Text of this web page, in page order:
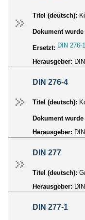
Titel (deutsch):
Dokument
Ersetzt: DIN 276-
Herausgeber:
DIN 276-4
Titel (deutsch):
Dokument
Herausgeber:
DIN 277
Titel (deutsch):
Herausgeber:
DIN 277-1